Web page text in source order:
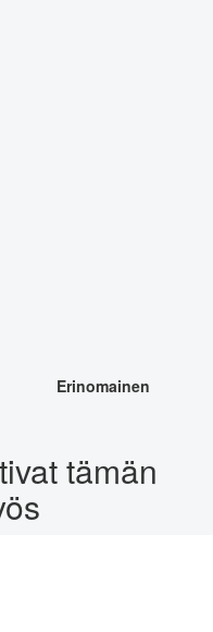
Erinomainen
tämän